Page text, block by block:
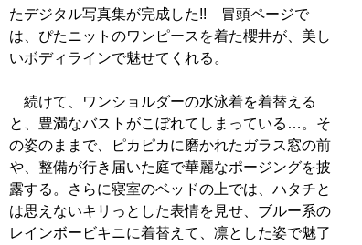
たデジタル写真集が完成した!! 冒頭ページで
は、ぴたニットのワンピースを着た櫻井が、美し
いボディラインで魅せてくれる。
続けて、ワンショルダーの水泳着を着替える
と、豊満なバストがこぼれてしまっている…。そ
の姿のままで、ピカピカに磨かれたガラス窓の前
や、整備が行き届いた庭で華麗なポージングを披
露する。さらに寝室のベッドの上では、ハタチと
は思えないキリっとした表情を見せ、ブルー系の
レインボービキニに着替えて、凛とした姿で魅了